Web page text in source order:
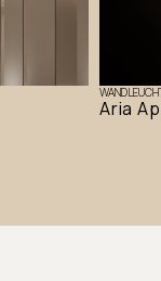
Aria